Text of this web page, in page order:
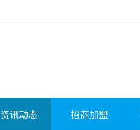
资讯动态 招商加盟